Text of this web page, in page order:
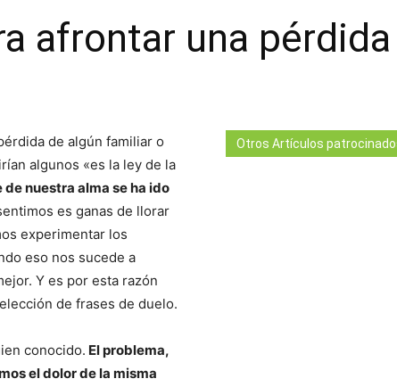
afrontar una pérdida
de algún familiar o
algunos «es la ley de la
nuestra alma se ha ido
es ganas de llorar
experimentar los
eso nos sucede a
Y es por esta razón
de frases de duelo.
conocido. El problema,
el dolor de la misma
Otros Artículos